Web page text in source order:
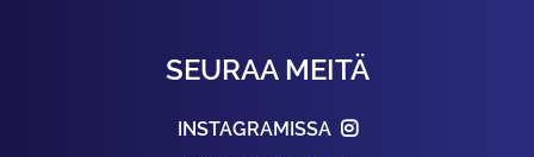
SEURAA MEITÄ
INSTAGRAMISSA